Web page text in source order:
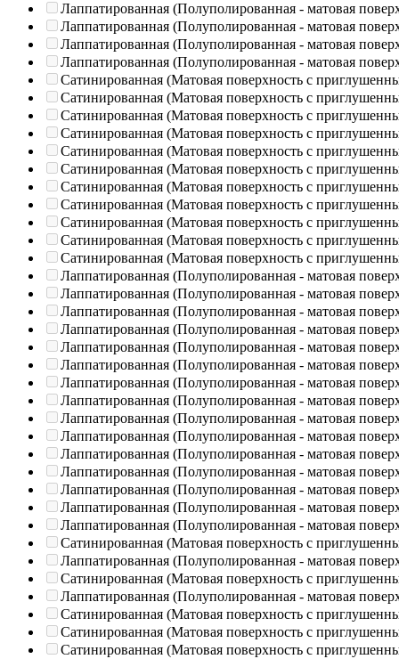
Лаппатированная (Полуполированная - матовая
Лаппатированная (Полуполированная - матовая
Лаппатированная (Полуполированная - матовая
Лаппатированная (Полуполированная - матовая
Сатинированная (Матовая поверхность с
Сатинированная (Матовая поверхность с
Сатинированная (Матовая поверхность с
Сатинированная (Матовая поверхность с
Сатинированная (Матовая поверхность с
Сатинированная (Матовая поверхность с
Сатинированная (Матовая поверхность с
Сатинированная (Матовая поверхность с
Сатинированная (Матовая поверхность с
Сатинированная (Матовая поверхность с
Сатинированная (Матовая поверхность с
Лаппатированная (Полуполированная - матовая
Лаппатированная (Полуполированная - матовая
Лаппатированная (Полуполированная - матовая
Лаппатированная (Полуполированная - матовая
Лаппатированная (Полуполированная - матовая
Лаппатированная (Полуполированная - матовая
Лаппатированная (Полуполированная - матовая
Лаппатированная (Полуполированная - матовая
Лаппатированная (Полуполированная - матовая
Лаппатированная (Полуполированная - матовая
Лаппатированная (Полуполированная - матовая
Лаппатированная (Полуполированная - матовая
Лаппатированная (Полуполированная - матовая
Лаппатированная (Полуполированная - матовая
Лаппатированная (Полуполированная - матовая
Сатинированная (Матовая поверхность с
Лаппатированная (Полуполированная - матовая
Сатинированная (Матовая поверхность с
Лаппатированная (Полуполированная - матовая
Сатинированная (Матовая поверхность с
Сатинированная (Матовая поверхность с
Сатинированная (Матовая поверхность с